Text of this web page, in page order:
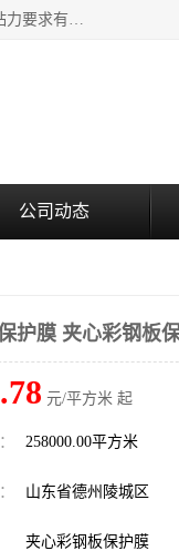
该类保护膜有复合，透明、奶白、蓝色、黑白等膜型。特高粘，高粘，中高粘，中粘，中低粘，低粘等。对于不同的粘力要求有相应的产品相适配。无胶渍残留污染。在较宽的收卷幅度下平整无皱纹，收卷长度大，利于机械化及自动化施工粘贴。为您的产品提供的表面保护解决方案。 产品广泛适用于：铝材、不锈钢、金属、塑料、电子、家电、家具、玻璃、化工材料、装饰材料等。
公司动态
护膜 夹心彩钢板
元/平方米 起
258000.00平方米
山东省德州陵城区
夹心彩钢板保护膜